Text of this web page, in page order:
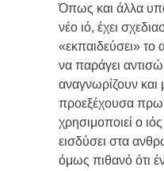
Όπως και άλλα
νέο ιό, έχει
«εκπαιδεύσει» το
να παράγει
αναγνωρίζουν
προεξέχουσα
χρησιμοποιεί ο
εισδύσει στα
όμως πιθανό ότι